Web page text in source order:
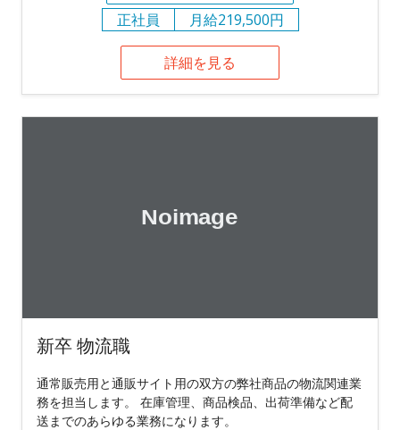
正社員
月給219,500円
詳細を見る
新卒 物流職
通常販売用と通販サイト用の双方の弊社商品の物流関連業
務を担当します。 在庫管理、商品検品、出荷準備など配
送までのあらゆる業務になります。